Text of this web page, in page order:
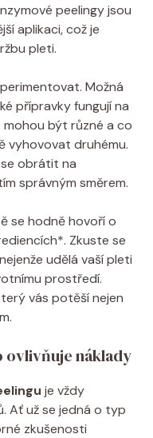
peelingy jsou
aplikaci, což je
pleti.
Možná
přípravky fungují na
mohou být různé a co
vyhovovat druhému.
obrátit na
správným směrem.
se hodně hovoří o
Zkuste se
udělá vaší pleti
prostředí.
vás potěší nejen
ovlivňuje náklady
je vždy
Ať už se jedná o typ
zkušenosti